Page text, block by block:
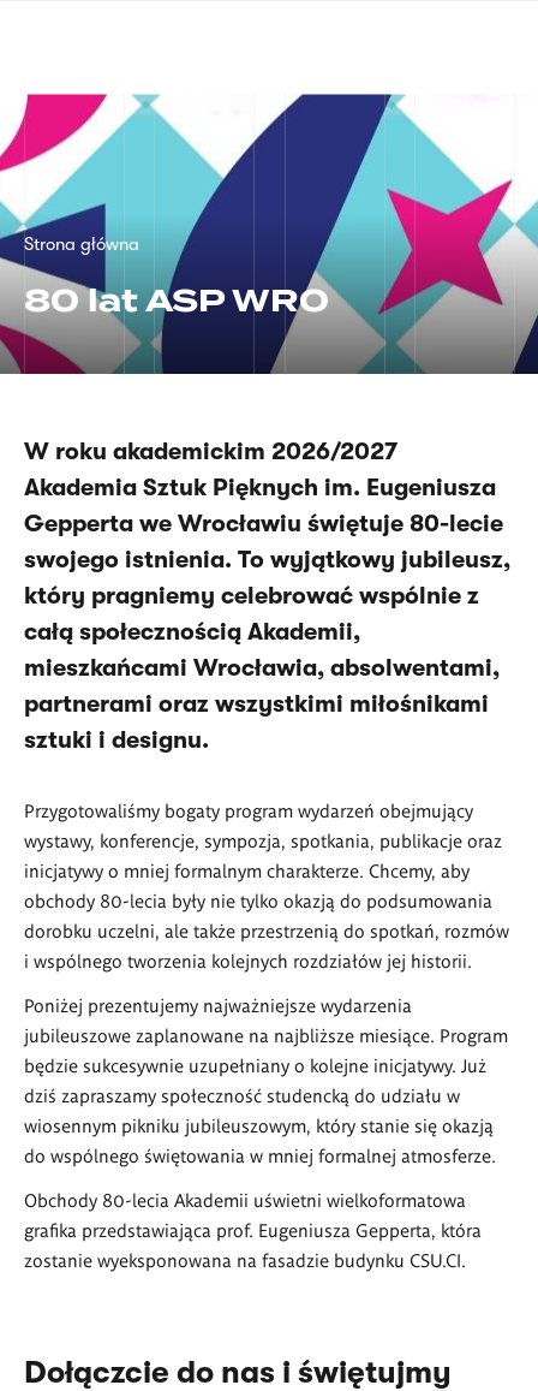
Ścieżka
nawigacyjna
Strona główna
80 lat ASP WRO
W roku akademickim 2026/2027
Akademia Sztuk Pięknych im. Eugeniusza
Gepperta we Wrocławiu świętuje 80-lecie
swojego istnienia. To wyjątkowy jubileusz,
który pragniemy celebrować wspólnie z
całą społecznością Akademii,
mieszkańcami Wrocławia, absolwentami,
partnerami oraz wszystkimi miłośnikami
sztuki i designu.
Przygotowaliśmy bogaty program wydarzeń obejmujący
wystawy, konferencje, sympozja, spotkania, publikacje oraz
inicjatywy o mniej formalnym charakterze. Chcemy, aby
obchody 80-lecia były nie tylko okazją do podsumowania
dorobku uczelni, ale także przestrzenią do spotkań, rozmów
i wspólnego tworzenia kolejnych rozdziałów jej historii.
Poniżej prezentujemy najważniejsze wydarzenia
jubileuszowe zaplanowane na najbliższe miesiące. Program
będzie sukcesywnie uzupełniany o kolejne inicjatywy. Już
dziś zapraszamy społeczność studencką do udziału w
wiosennym pikniku jubileuszowym, który stanie się okazją
do wspólnego świętowania w mniej formalnej atmosferze.
Obchody 80-lecia Akademii uświetni wielkoformatowa
grafika przedstawiająca prof. Eugeniusza Gepperta, która
zostanie wyeksponowana na fasadzie budynku CSU.CI.
Dołączcie do nas i świętujmy